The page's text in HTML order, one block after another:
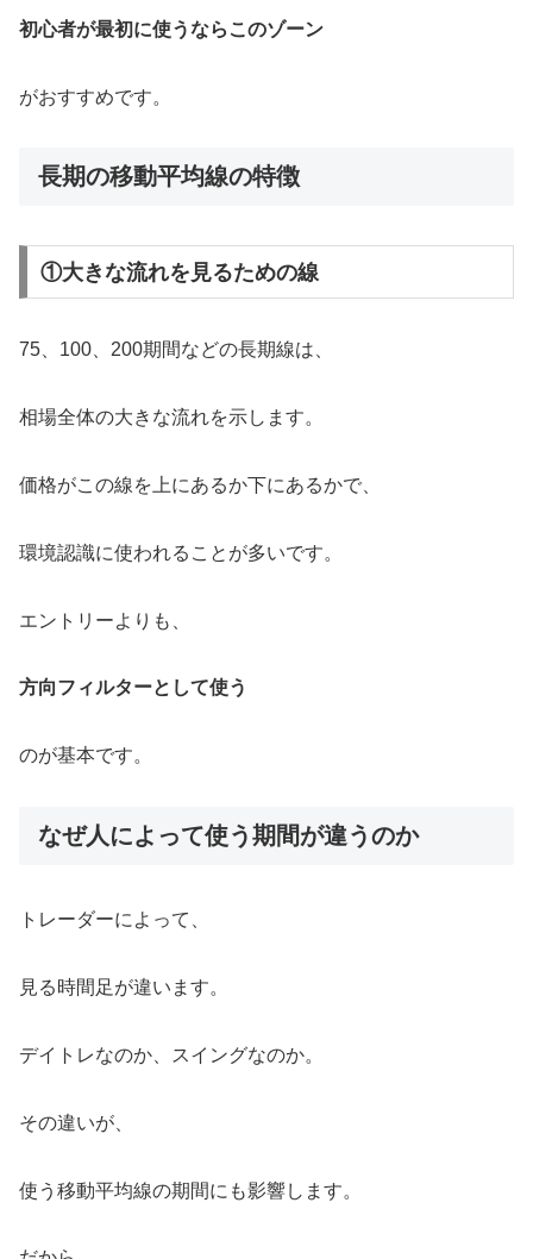
初心者が最初に使うならこのゾーン
がおすすめです。
長期の移動平均線の特徴
①大きな流れを見るための線
75、100、200期間などの長期線は、
相場全体の大きな流れを示します。
価格がこの線を上にあるか下にあるかで、
環境認識に使われることが多いです。
エントリーよりも、
方向フィルターとして使う
のが基本です。
なぜ人によって使う期間が違うのか
トレーダーによって、
見る時間足が違います。
デイトレなのか、スイングなのか。
その違いが、
使う移動平均線の期間にも影響します。